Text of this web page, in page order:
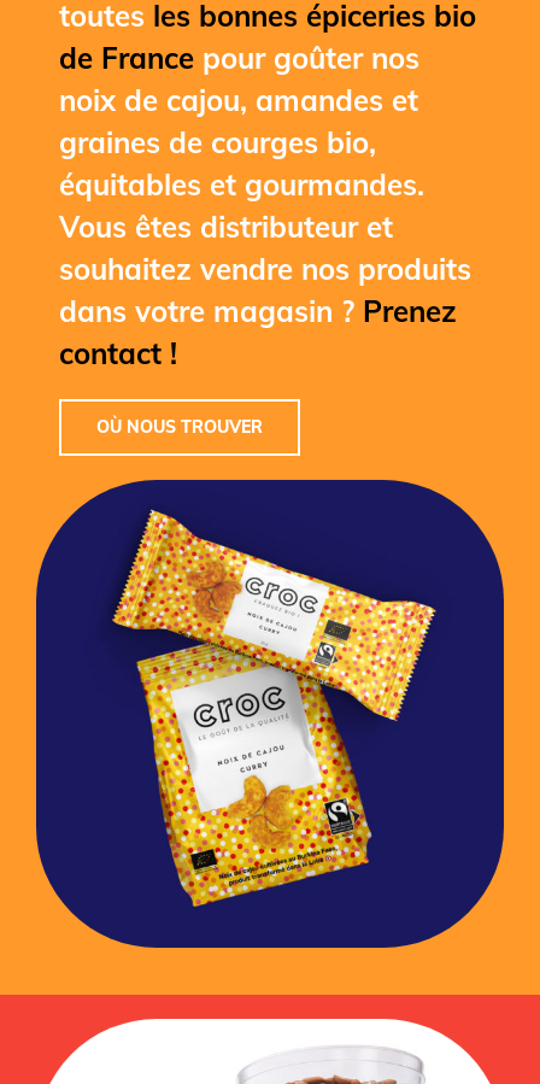
toutes les bonnes épiceries bio
de France pour goûter nos
noix de cajou, amandes et
graines de courges bio,
équitables et gourmandes.
Vous êtes distributeur et
souhaitez vendre nos produits
dans votre magasin ? Prenez
contact !
OÙ NOUS TROUVER